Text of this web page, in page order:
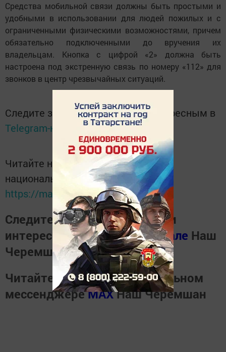
Средства мобильной связи должны быть простыми и
удобными в использовании для людей пожилых и с
ограниченными физическими возможностями, причем
обязательно подключенными до вручения их
владельцам. Кнопка с цифрой «2» должна быть
настроена под экстренную связь по номеру «112» для
звонков в центр чрезвычайных ситуаций.
Следите за самым важным и интересным в
Telegram-канале
Татмедиа
Читайте новости Татарстана в
национальном мессенджере MАХ:
https://max.ru/tatmedia
Следите за самым важным и
интересным вТелеграм канале Наш
Черемшан
Читайте новости в национальном
мессенджереMАХНаш Черемшан